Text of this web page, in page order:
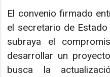
El convenio firmado
el secretario de
subraya el
desarrollar un
busca la